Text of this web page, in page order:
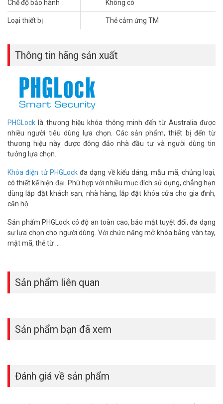
*** Tham khảo thêm:
Khóa cửa điện tử cho khách sạn
vui lòng liên hệ HOTLINE1900.9259để được hỗ trợ tốt nhất. Tham
khảo thêm thông tin tại
Chế độ bảo hành Không có
Loại thiết bị Thẻ cảm ứng TM
Thông tin hãng sản xuất
PHGLock là thương hiệu khóa thông minh đến từ Australia được
nhiều người tiêu dùng lựa chọn. Các sản phẩm, thiết bị đến từ
thương hiệu này được đông đảo nhà đầu tư và người dùng tin
tưởng lựa chọn.
Khóa điện tử PHGLockđa dạng về kiểu dáng, mẫu mã, chủng loại,
có thiết kế hiện đại. Phù hợp với nhiều mục đích sử dụng, chẳng hạn
dùng lắp đặt khách sạn, nhà hàng, lắp đặt khóa cửa cho gia đình,
căn hộ.
Sản phẩm PHGLock có độ an toàn cao, bảo mật tuyệt đối, đa dạng
sự lựa chọn cho người dùng. Với chức năng mở khóa bằng vân tay,
mật mã, thẻ từ …
Sản phẩm liên quan
Sản phẩm bạn đã xem
Đánh giá về sản phẩm